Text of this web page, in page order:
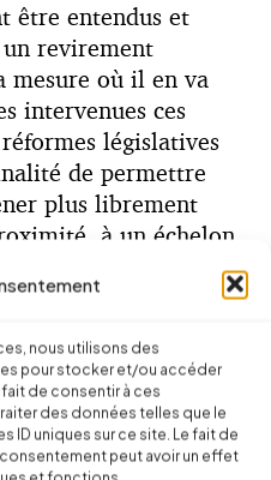
nous utilisons des
pour stocker et/ou accéder
de consentir à ces
des données telles que le
ID uniques sur ce site. Le fait de
peut avoir un effet
être entendus et
revirement
mesure où il en va
intervenues ces
législatives
de permettre
plus librement
à un échelon
en compte les
» et adopter des
position :
994 du 17 août